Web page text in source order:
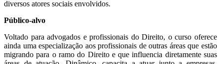
diversos atores sociais envolvidos.
Público-alvo
Voltado para advogados e profissionais do Direito, o curso oferece
ainda uma especialização aos profissionais de outras áreas que estão
migrando para o ramo do Direito e que influencia diretamente suas